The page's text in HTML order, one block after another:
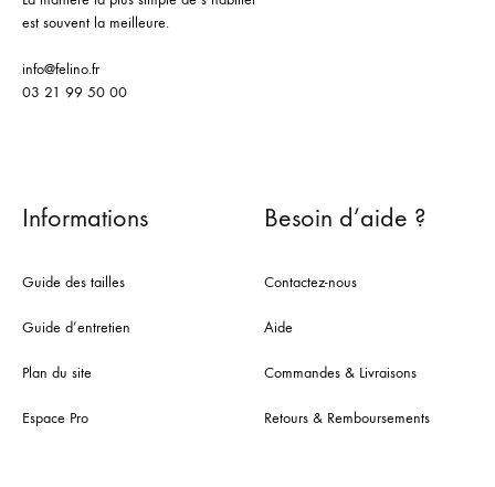
est souvent la meilleure.
info@felino.fr
03 21 99 50 00
Informations
Guide des tailles
Guide d’entretien
Plan du site
Espace Pro
Besoin d’aide ?
Contactez-nous
Aide
Commandes & Livraisons
Retours & Remboursements